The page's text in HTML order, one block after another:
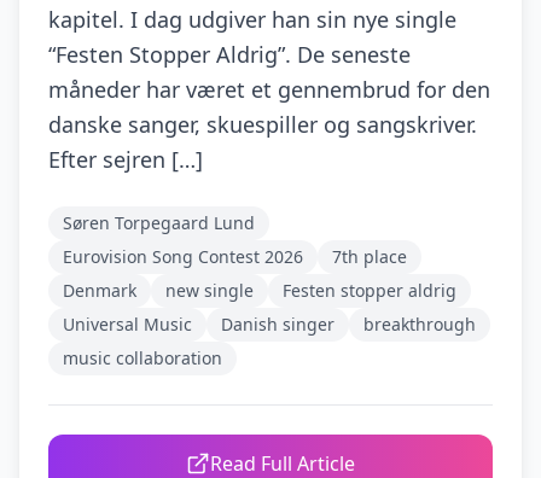
kapitel. I dag udgiver han sin nye single
“Festen Stopper Aldrig”. De seneste
måneder har været et gennembrud for den
danske sanger, skuespiller og sangskriver.
Efter sejren […]
Søren Torpegaard Lund
Eurovision Song Contest 2026
7th place
Denmark
new single
Festen stopper aldrig
Universal Music
Danish singer
breakthrough
music collaboration
Read Full Article